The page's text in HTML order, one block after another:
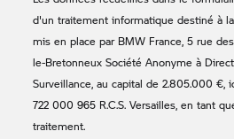
d'un traitement informatique destiné à
mis en place par BMW France, 5 rue
le-Bretonneux Société Anonyme à
Surveillance, au capital de 2.805.000 €,
722 000 965 R.C.S. Versailles, en tant
traitement.